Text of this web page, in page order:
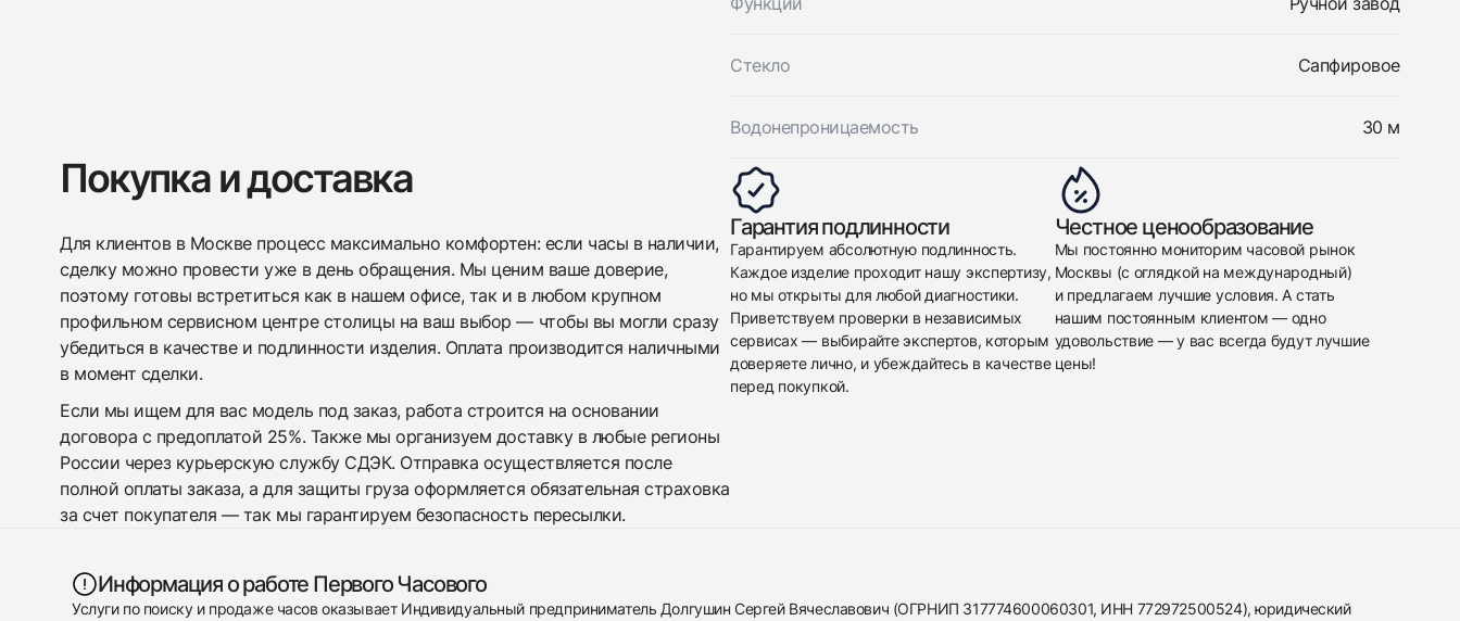
Стекло Сапфировое
Водонепроницаемость 30 м
Покупка и доставка
Для клиентов в Москве процесс максимально комфортен: если часы в наличии,
сделку можно провести уже в день обращения. Мы ценим ваше доверие,
поэтому готовы встретиться как в нашем офисе, так и в любом крупном
профильном сервисном центре столицы на ваш выбор — чтобы вы могли сразу
убедиться в качестве и подлинности изделия. Оплата производится наличными
в момент сделки.
Если мы ищем для вас модель под заказ, работа строится на основании
договора с предоплатой 25%. Также мы организуем доставку в любые регионы
России через курьерскую службу СДЭК. Отправка осуществляется после
полной оплаты заказа, а для защиты груза оформляется обязательная страховка
за счет покупателя — так мы гарантируем безопасность пересылки.
Гарантия подлинности
Гарантируем абсолютную подлинность.
Каждое изделие проходит нашу экспертизу,
но мы открыты для любой диагностики.
Приветствуем проверки в независимых
сервисах — выбирайте экспертов, которым
доверяете лично, и убеждайтесь в качестве
перед покупкой.
Честное ценообразование
Мы постоянно мониторим часовой рынок
Москвы (с оглядкой на международный)
и предлагаем лучшие условия. А стать
нашим постоянным клиентом — одно
удовольствие — у вас всегда будут лучшие
цены!
Информация о работе Первого Часового
Услуги по поиску и продаже часов оказывает Индивидуальный предприниматель Долгушин Сергей Вячеславович (ОГРНИП 317774600060301, ИНН 772972500524), юридический
Приложите фото ваших часов…
Отправить заявку